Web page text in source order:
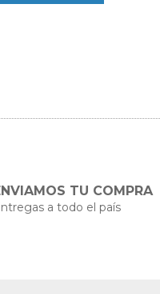
TU COMPRA
a todo el país